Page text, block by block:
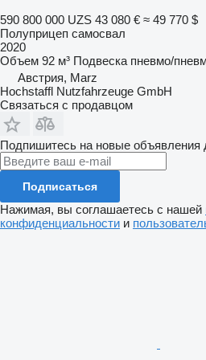
590 800 000 UZS 43 080 € ≈ 49 770 $
Полуприцеп самосвал
2020
Объем 92 м³ Подвеска пневмо/
Австрия, Marz
Hochstaffl Nutzfahrzeuge GmbH
Связаться с продавцом
Подпишитесь на новые объявления
Подписаться
Нажимая, вы соглашаетесь с нашей
конфиденциальности и